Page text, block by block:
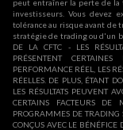
peut entraîner la perte de la
investisseurs. Vous devez
tolérance au risque avant de
stratégie de trading ou d'un
DE LA CFTC - LES
PRÉSENTENT
PERFORMANCE RÉEL, LES
RÉELLES. DE PLUS, ÉTANT
LES RÉSULTATS PEUVENT
CERTAINS FACTEURS
PROGRAMMES DE
CONÇUS AVEC LE